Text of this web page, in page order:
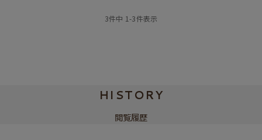
3件中 1-3件表示
HISTORY
閲覧履歴